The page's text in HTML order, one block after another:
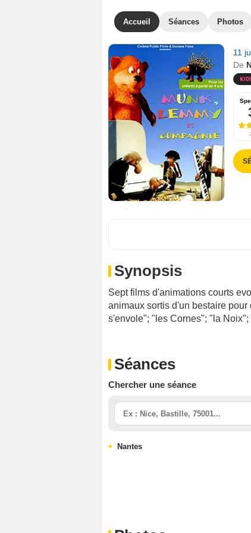
Accueil Séances Photos
11
De
Synopsis
Sept films d'animations courts
animaux sortis d'un bestaire
s'envole"; "les Cornes"; "la
Séances
Chercher une séance
Nantes